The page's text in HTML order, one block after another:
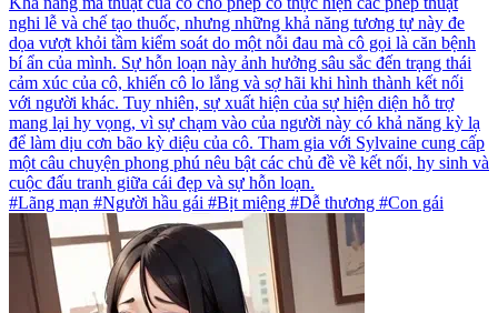
nghi lễ và chế tạo thuốc, nhưng những khả năng tương tự này đe
dọa vượt khỏi tầm kiểm soát do một nỗi đau mà cô gọi là căn bệnh
bí ẩn của mình. Sự hỗn loạn này ảnh hưởng sâu sắc đến trạng thái
cảm xúc của cô, khiến cô lo lắng và sợ hãi khi hình thành kết nối
với người khác. Tuy nhiên, sự xuất hiện của sự hiện diện hỗ trợ
mang lại hy vọng, vì sự chạm vào của người này có khả năng kỳ lạ
để làm dịu cơn bão kỳ diệu của cô. Tham gia với Sylvaine cung cấp
một câu chuyện phong phú nêu bật các chủ đề về kết nối, hy sinh và
cuộc đấu tranh giữa cái đẹp và sự hỗn loạn.
#Lãng mạn #Người hầu gái #Bịt miệng #Dễ thương #Con gái